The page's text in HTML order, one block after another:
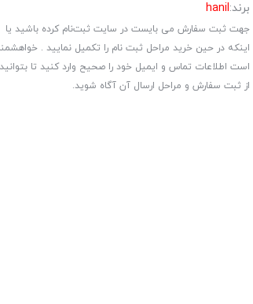
برند:hanil
جهت ثبت سفارش می بایست در سایت ثبت‌نام کرده باشید یا
اینکه در حین خرید مراحل ثبت نام را تکمیل نمایید .
است اطلاعات تماس و ایمیل خود را صحیح وارد کنید تا بتوانید
از ثبت سفارش و مراحل ارسال آن آگاه شوید.